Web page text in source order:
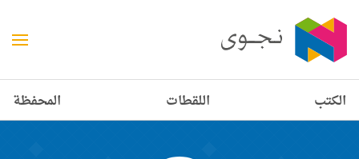
الكتب اللقطات المحفظة